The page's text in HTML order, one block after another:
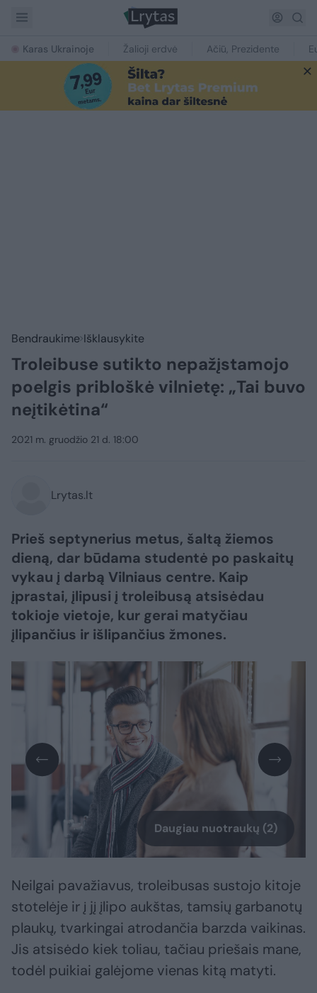
Karas Ukrainoje Žalioji erdvė Ačiū, Prezidente
Bendraukime Išklausykite
Troleibuse sutikto nepažįstamojo
poelgis pribloškė vilnietę: „Tai buvo
neįtikėtina“
2021 m. gruodžio 21 d. 18:00
Lrytas.lt
Prieš septynerius metus, šaltą žiemos
dieną, dar būdama studentė po paskaitų
vykau į darbą Vilniaus centre. Kaip
įprastai, įlipusi į troleibusą atsisėdau
tokioje vietoje, kur gerai matyčiau
įlipančius ir išlipančius žmones.
Daugiau nuotraukų (2)
Neilgai pavažiavus, troleibusas sustojo kitoje
stotelėje ir į jį įlipo aukštas, tamsių garbanotų
plaukų, tvarkingai atrodančia barzda vaikinas.
Jis atsisėdo kiek toliau, tačiau priešais mane,
todėl puikiai galėjome vienas kitą matyti.